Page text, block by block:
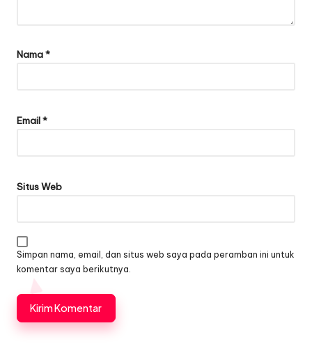
Nama*
Email*
Situs Web
Simpan nama, email, dan situs web saya pada peramban ini untuk
komentar saya berikutnya.